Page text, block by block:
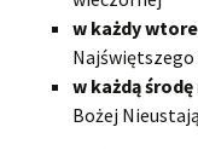
w każdy
w każdą
Bożej